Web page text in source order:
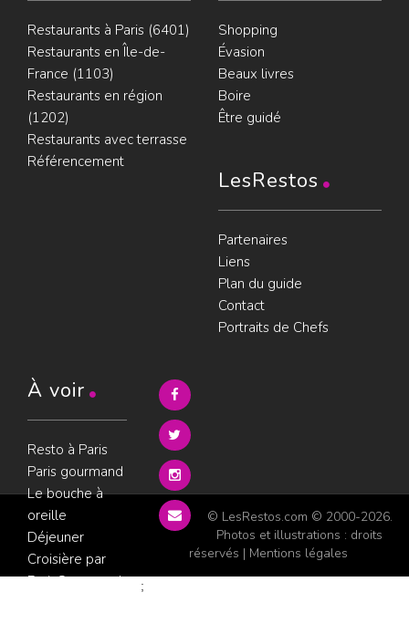
Restaurants à Paris (6401)
Restaurants en Île-de-
France (1103)
Restaurants en région
(1202)
Restaurants avec terrasse
Référencement
Shopping
Évasion
Beaux livres
Boire
Être guidé
LesRestos
Partenaires
Liens
Plan du guide
Contact
Portraits de Chefs
À voir
Resto à Paris
Paris gourmand
Le bouche à
oreille
Déjeuner
Croisière par
ParisGourmand
© LesRestos.com © 2000-2026.
Photos et illustrations : droits
réservés | Mentions légales
;